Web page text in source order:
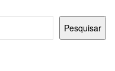
Pesquisar